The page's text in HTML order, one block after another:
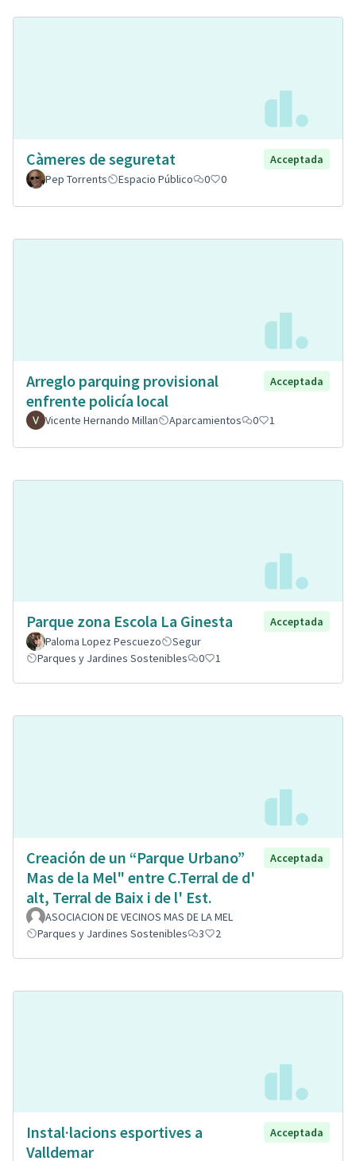
Càmeres de seguretat
Acceptada
Pep Torrents
Espacio Público 0 0
Arreglo parquing provisional
enfrente policía local
Acceptada
Vicente Hernando Millan Aparcamientos 0 1
Parque zona Escola La Ginesta
Acceptada
Paloma Lopez Pescuezo
Segur
Parques y Jardines Sostenibles
0 1
Creación de un “Parque Urbano”
Mas de la Mel" entre C.Terral de d'
alt, Terral de Baix i de l' Est.
Acceptada
ASOCIACION DE VECINOS MAS DE LA MEL
Parques y Jardines Sostenibles
3 2
Instal·lacions esportives a
Valldemar
Acceptada